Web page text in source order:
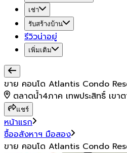
เช่า
รับสร้างบ้าน
รีวิวน่าอยู่
เพิ่มเติม
ขาย คอนโด Atlantis Condo
ตลาดน้ำ4ภาค เทพประสิทธิ์ เขา
แชร์
หน้าแรก
ซื้ออสังหาฯ มือสอง
ขาย คอนโด Atlantis Condo